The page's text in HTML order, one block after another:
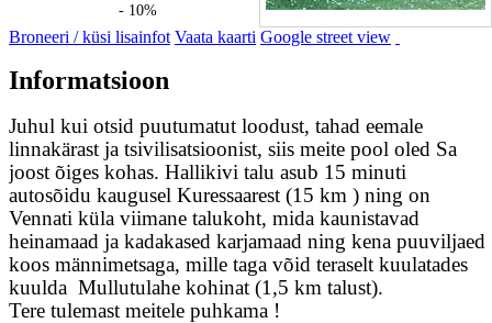
- 10%
Broneeri / küsi lisainfot Vaata kaarti Google street view
Informatsioon
Juhul kui otsid puutumatut loodust, tahad eemale
linnakärast ja tsivilisatsioonist, siis meite pool oled Sa
joost õiges kohas. Hallikivi talu asub 15 minuti
autosõidu kaugusel Kuressaarest (15 km ) ning on
Vennati küla viimane talukoht, mida kaunistavad
heinamaad ja kadakased karjamaad ning kena puuviljaed
koos männimetsaga, mille taga võid teraselt kuulatades
kuulda Mullutulahe kohinat (1,5 km talust).
Tere tulemast meitele puhkama !